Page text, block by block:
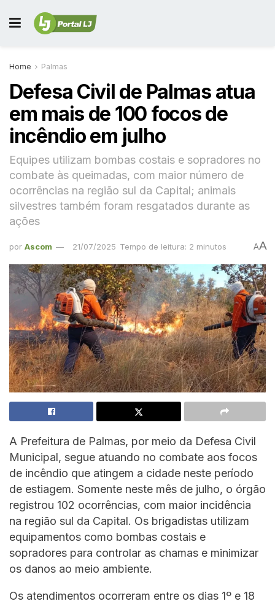
Home Palmas
Defesa Civil de Palmas atua
em mais de 100 focos de
incêndio em julho
Equipes utilizam bombas costais e sopradores no
combate às queimadas, com maior número de
ocorrências na região sul da Capital; animais
silvestres também foram resgatados durante as
ações
por Ascom 21/07/2025 Tempo de leitura: 2 minutos AA
A Prefeitura de Palmas, por meio da Defesa Civil
Municipal, segue atuando no combate aos focos
de incêndio que atingem a cidade neste período
de estiagem. Somente neste mês de julho, o órgão
registrou 102 ocorrências, com maior incidência
na região sul da Capital. Os brigadistas utilizam
equipamentos como bombas costais e
sopradores para controlar as chamas e minimizar
os danos ao meio ambiente.
Os atendimentos ocorreram entre os dias 1º e 18